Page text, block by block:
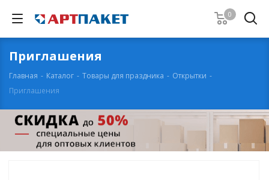
0
Приглашения
Главная - Каталог - Товары для праздника - Открытки -
Приглашения